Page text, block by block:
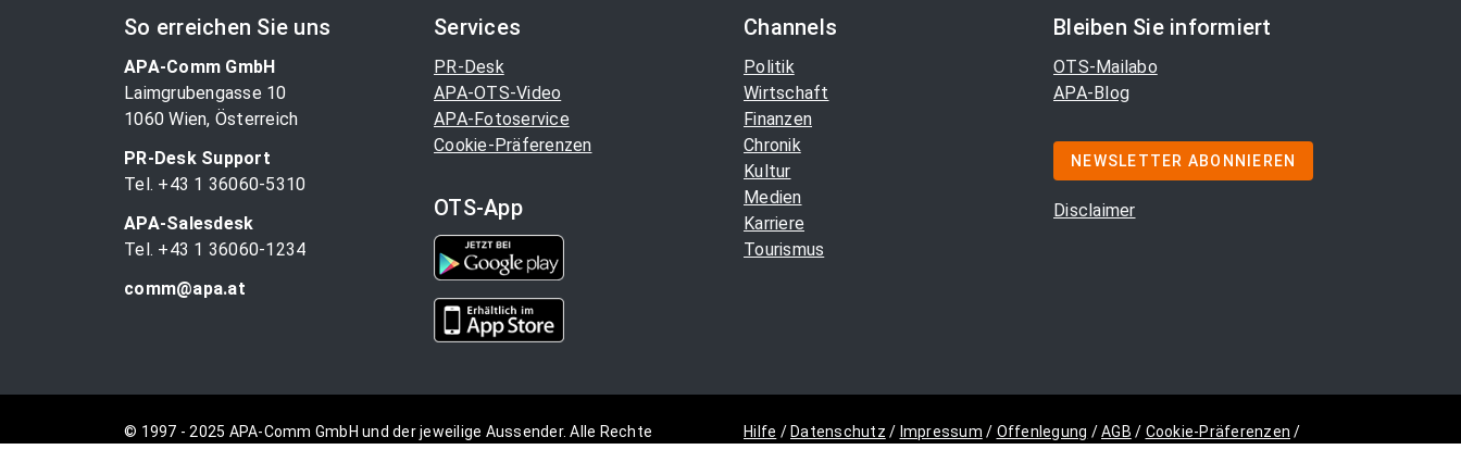
So erreichen Sie uns
APA-Comm GmbH
Laimgrubengasse 10
1060 Wien, Österreich
PR-Desk Support
Tel. +43 1 36060-5310
APA-Salesdesk
Tel. +43 1 36060-1234
comm@apa.at
Services
PR-Desk
APA-OTS-Video
APA-Fotoservice
Cookie-Präferenzen
OTS-App
Channels
Politik
Wirtschaft
Finanzen
Chronik
Kultur
Medien
Karriere
Tourismus
Bleiben Sie informiert
OTS-Mailabo
APA-Blog
NEWSLETTER ABONNIEREN
Disclaimer
© 1997 - 2025 APA-Comm GmbH und der jeweilige Aussender. Alle Rechte
Hilfe / Datenschutz / Impressum / Offenlegung /AGB / Cookie-Präferenzen /